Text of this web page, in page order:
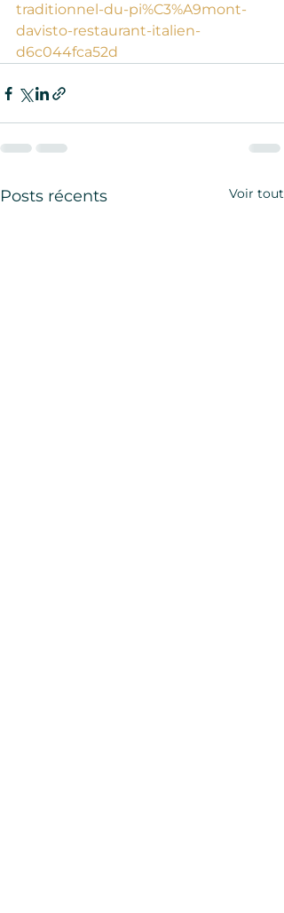
traditionnel-du-pi%C3%A9mont-
davisto-restaurant-italien-
d6c044fca52d
Posts récents Voir tout